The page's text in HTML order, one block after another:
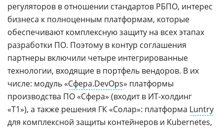
регуляторов в отношении стандартов РБПО, интерес
бизнеса к полноценным платформам, которые
обеспечивают комплексную защиту на всех этапах
разработки ПО. Поэтому в контур соглашения
партнеры включили четыре интегрированные
технологии, входящие в портфель вендоров. В их
числе: модуль «Сфера.DevOps» платформы
производства ПО «Сфера» (входит в ИТ-холдинг
«Т1»), а также решения ГК «Солар»: платформа Luntry
для комплексной защиты контейнеров и Kubernetes,